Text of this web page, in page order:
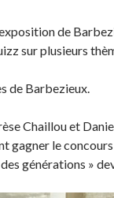
de
sur plusieurs
de Barbezieux.
Chaillou et
le
générations »